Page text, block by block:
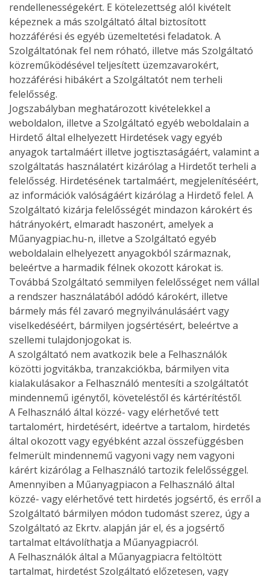
rendellenességekért. E kötelezettség alól kivételt
képeznek a más szolgáltató által biztosított
hozzáférési és egyéb üzemeltetési feladatok. A
Szolgáltatónak fel nem róható, illetve más Szolgáltató
közreműködésével teljesített üzemzavarokért,
hozzáférési hibákért a Szolgáltatót nem terheli
felelősség.
Jogszabályban meghatározott kivételekkel a
weboldalon, illetve a Szolgáltató egyéb weboldalain a
Hirdető által elhelyezett Hirdetések vagy egyéb
anyagok tartalmáért illetve jogtisztaságáért, valamint a
szolgáltatás használatért kizárólag a Hirdetőt terheli a
felelősség. Hirdetésének tartalmáért, megjelenítéséért,
az információk valóságáért kizárólag a Hirdető felel. A
Szolgáltató kizárja felelősségét mindazon károkért és
hátrányokért, elmaradt haszonért, amelyek a
Műanyagpiac.hu-n, illetve a Szolgáltató egyéb
weboldalain elhelyezett anyagokból származnak,
beleértve a harmadik félnek okozott károkat is.
Továbbá Szolgáltató semmilyen felelősséget nem vállal
a rendszer használatából adódó károkért, illetve
bármely más fél zavaró megnyilvánulásáért vagy
viselkedéséért, bármilyen jogsértésért, beleértve a
szellemi tulajdonjogokat is.
A szolgáltató nem avatkozik bele a Felhasználók
közötti jogvitákba, tranzakciókba, bármilyen vita
kialakulásakor a Felhasználó mentesíti a szolgáltatót
mindennemű igénytől, követeléstől és kártérítéstől.
A Felhasználó által közzé- vagy elérhetővé tett
tartalomért, hirdetésért, ideértve a tartalom, hirdetés
által okozott vagy egyébként azzal összefüggésben
felmerült mindennemű vagyoni vagy nem vagyoni
kárért kizárólag a Felhasználó tartozik felelősséggel.
Amennyiben a Műanyagpiacon a Felhasználó által
közzé- vagy elérhetővé tett hirdetés jogsértő, és erről a
Szolgáltató bármilyen módon tudomást szerez, úgy a
Szolgáltató az Ekrtv. alapján jár el, és a jogsértő
tartalmat eltávolíthatja a Műanyagpiacról.
A Felhasználók által a Műanyagpiacra feltöltött
tartalmat, hirdetést Szolgáltató előzetesen, vagy